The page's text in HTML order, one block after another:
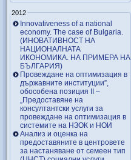
2012
Innovativeness of a national
economy. The case of Bulgaria.
(ИНОВАТИВНОСТ НА
НАЦИОНАЛНАТА
ИКОНОМИКА. НА ПРИМЕРА НА
БЪЛГАРИЯ)
Провеждане на оптимизация в
държавните институции”,
обособена позиция ІІ –
„Предоставяне на
консултантски услуги за
провеждане на оптимизация в
системите на НЗОК и НОИ
Анализ и оценка на
предоставяните в центровете
за настаняване от семеен тип